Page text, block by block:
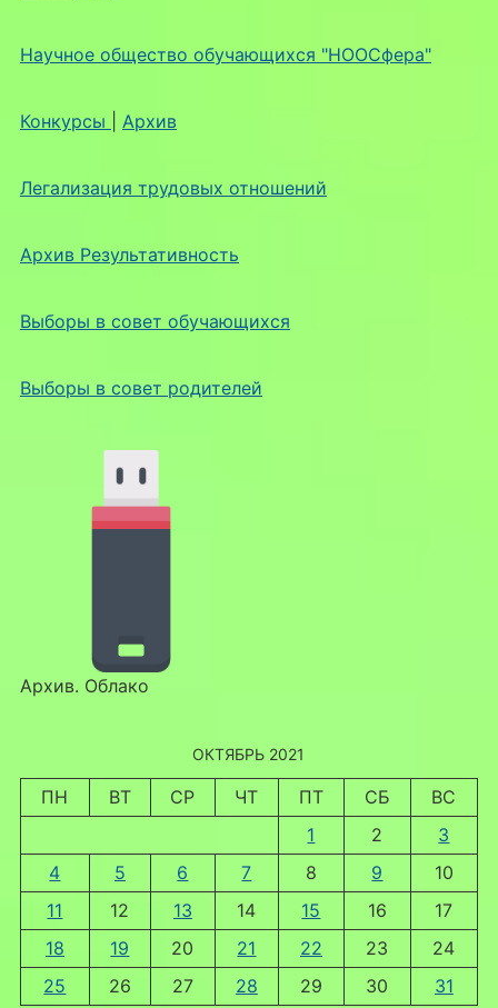
Научное общество обучающихся "НООСфера"
Конкурсы Архив
Легализация трудовых отношений
Архив Результативность
Выборы в совет обучающихся
Выборы в совет родителей
Архив. Облако
ОКТЯБРЬ 2021
ПН ВТ СР ЧТ ПТ СБ
ВС
1
2
3
4
5 6 7 8 9
10
11
12 13 14 15 16
17
18
19 20 21 22 23
24
25
26 27 28 29 30 31